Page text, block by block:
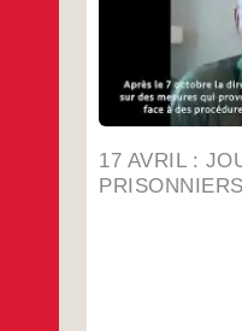
17 AVRIL :
les
généralisées